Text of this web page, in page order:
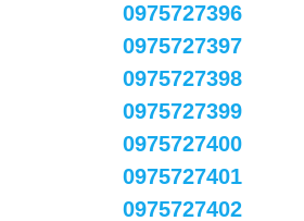
0975727396
0975727397
0975727398
0975727399
0975727400
0975727401
0975727402